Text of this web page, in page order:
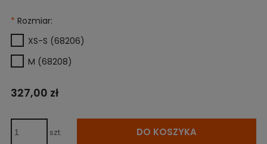
* Rozmiar:
XS-S (68206)
M (68208)
327,00 zł
szt. DO KOSZYKA